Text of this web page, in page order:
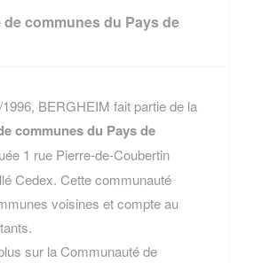
communes du Pays de
BERGHEIM fait partie de la
communes du Pays de
1 rue Pierre-de-Coubertin
Cedex. Cette communauté
voisines et compte au
sur la Communauté de